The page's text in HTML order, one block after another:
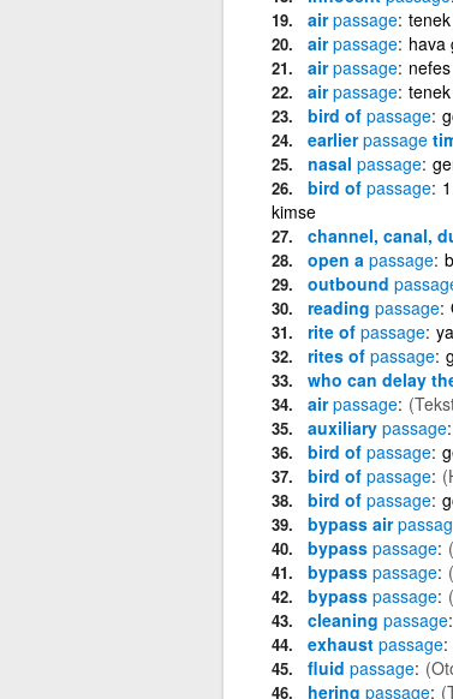
airpassage
airpassage hava
airpassage
airpassage
bird of passage
earlierpassage
nasal passage
bird of passage
kimse
channel, canal,
open a passage
outbound
reading passage
rite of passage
rites of passage
who can delay
airpassage
auxiliary passage
bird of passage
bird of passage
bird of passage
bypass air
bypass passage
bypass passage
bypass passage
cleaning passage
exhaust passage
fluid passage
hering passage